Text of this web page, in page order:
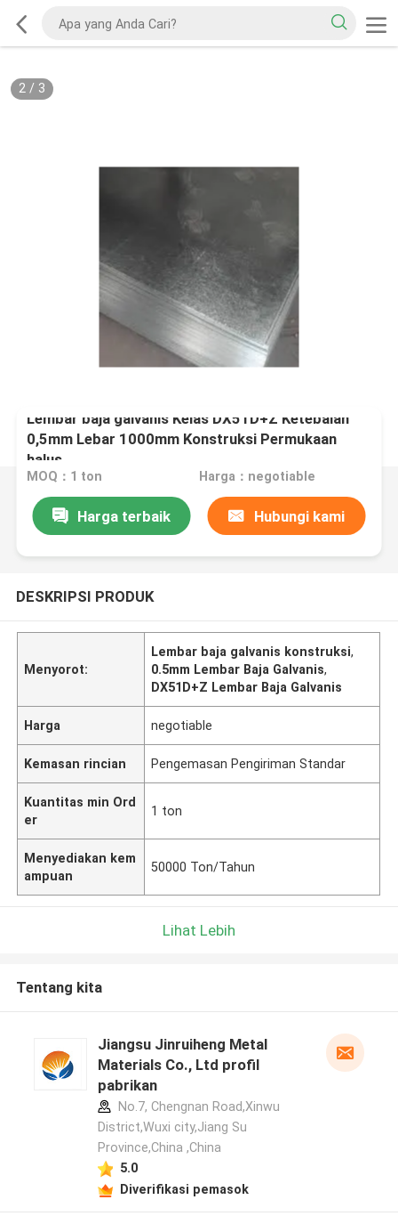
2/ 3
Lembar baja galvanis Kelas DX51D+Z Ketebalan
0,5mm Lebar 1000mm Konstruksi Permukaan
halus
MOQ：1 ton Harga：negotiable
Harga terbaik Hubungi kami
DESKRIPSI PRODUK
Menyorot:
Lembar baja galvanis konstruksi,
0.5mm Lembar Baja Galvanis,
DX51D+Z Lembar Baja Galvanis
Harga negotiable
Kemasan rincian Pengemasan Pengiriman Standar
Kuantitas min Ord
er
1 ton
Menyediakan kem
ampuan
50000 Ton/Tahun
Lihat Lebih
Tentang kita
Jiangsu Jinruiheng Metal
Materials Co., Ltd profil
pabrikan
No.7, Chengnan Road,Xinwu
District,Wuxi city,Jiang Su
Province,China ,China
5.0
Diverifikasi pemasok